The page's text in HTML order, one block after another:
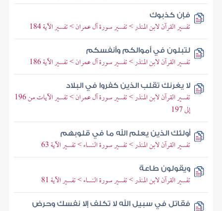
فإن كذبوك
تفسير القرآن لابن المنذر > تفسير سورة آل عمران > تفسير الآية 184
لتبلون في أموالكم وأنفسكم
تفسير القرآن لابن المنذر > تفسير سورة آل عمران > تفسير الآية 186
لا يغرنك تقلب الذين كفروا في البلاد
تفسير القرآن لابن المنذر > تفسير سورة آل عمران > تفسير الآيات من 196
إلى 197
أولئك الذين يعلم الله ما في قلوبهم
تفسير القرآن لابن المنذر > تفسير سورة النساء > تفسير الآية 63
ويقولون طاعة
تفسير القرآن لابن المنذر > تفسير سورة النساء > تفسير الآية 81
فقاتل في سبيل الله لا تكلف إلا نفسك وحرض